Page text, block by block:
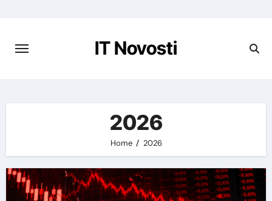
vsebino
IT Novosti
2026
Home 2026